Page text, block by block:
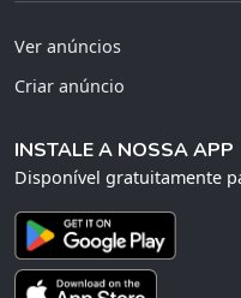
Ver anúncios
Criar anúncio
INSTALE A NOSSA APP
Disponível gratuitamente